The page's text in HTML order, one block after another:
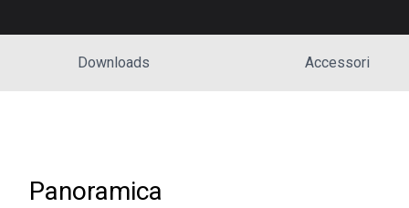
Downloads Accessori
Panoramica